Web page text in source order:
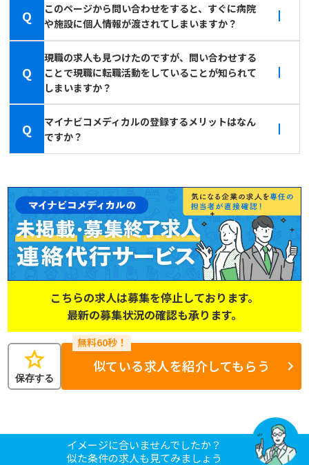
Q
このページから問い合わせをすると、すぐに病院
や施設に個人情報が渡されてしまいますか？
Q
現職の求人も見つけたのですが、問い合わせする
ことで現職に転職活動をしていることが知られて
しまいますか？
Q
マイナビコメディカルの登録するメリットはなん
ですか？
こちらの求人は募集を停止しております。
最新の募集状況の確認も承ります。
star
保存する
似ている求人を紹介してもらう
イメージに合いませんでしたか？
似た条件の求人も見てみましょう